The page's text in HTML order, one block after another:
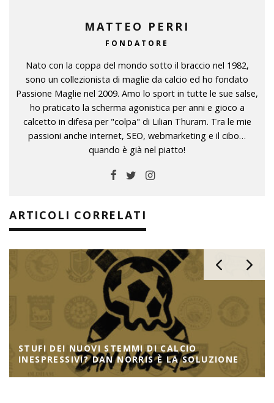
MATTEO PERRI
FONDATORE
Nato con la coppa del mondo sotto il braccio nel 1982,
sono un collezionista di maglie da calcio ed ho fondato
Passione Maglie nel 2009. Amo lo sport in tutte le sue salse,
ho praticato la scherma agonistica per anni e gioco a
calcetto in difesa per "colpa" di Lilian Thuram. Tra le mie
passioni anche internet, SEO, webmarketing e il cibo…
quando è già nel piatto!
ARTICOLI CORRELATI
STUFI DEI NUOVI STEMMI DI CALCIO
INESPRESSIVI? DAN NORRIS È LA SOLUZIONE